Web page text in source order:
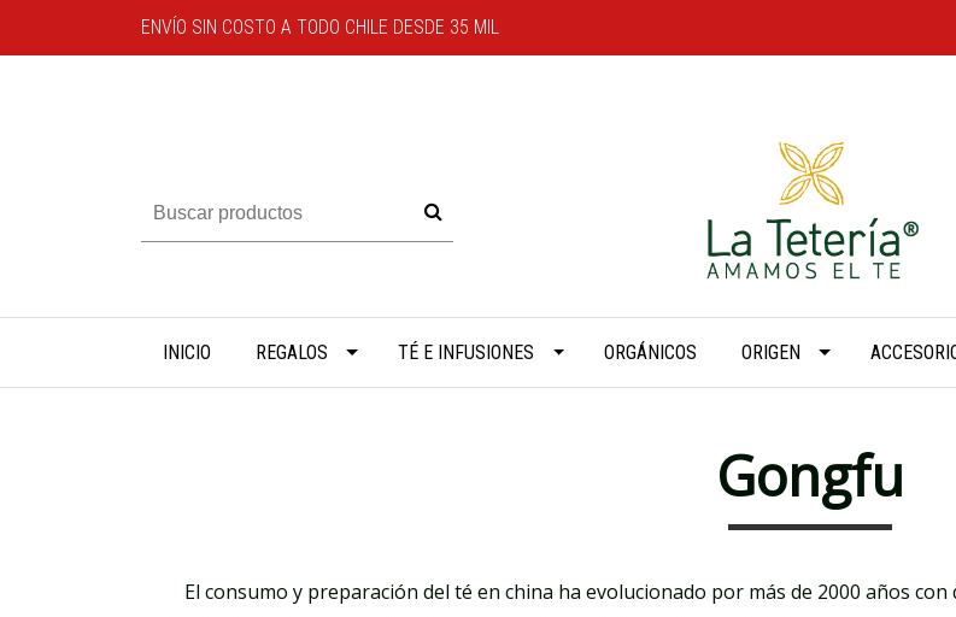
ENVÍO SIN COSTO A TODO CHILE DESDE 35 MIL
INICIO REGALOS TÉ E INFUSIONES ORGÁNICOS ORIGEN
Gongfu
El consumo y preparación del té en china ha evolucionado por más de 2000 años